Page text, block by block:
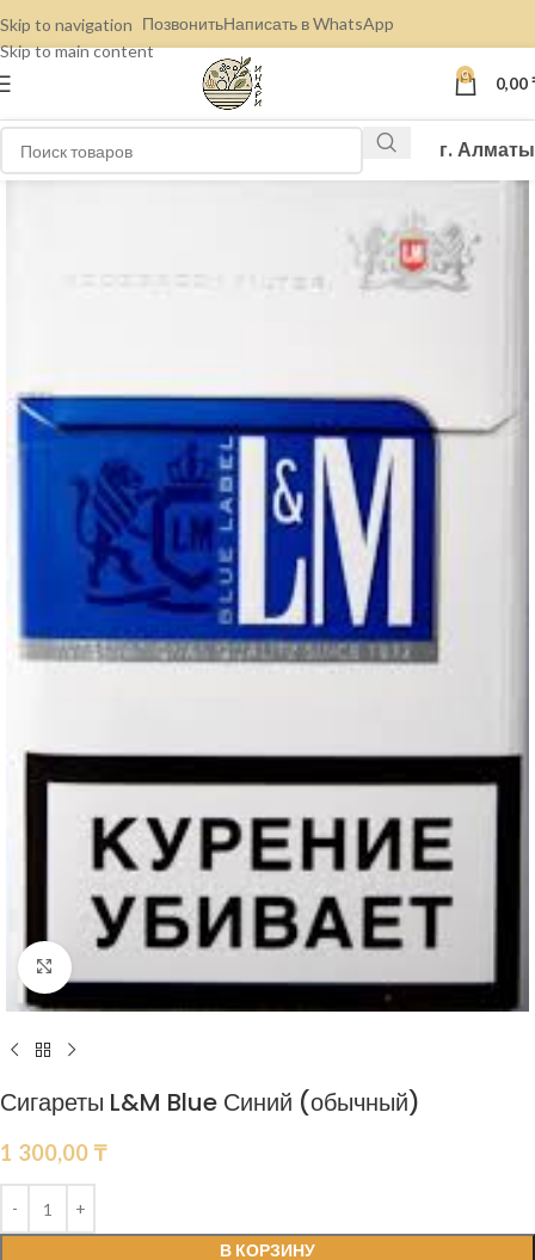
Skip to navigation
Skip to main content
ПозвонитьНаписать в WhatsApp
0 0,00
г. Алматы
Нажмите, чтобы увеличить
Сигареты L&M Blue Синий (обычный)
1 300,00 ₸
В КОРЗИНУ